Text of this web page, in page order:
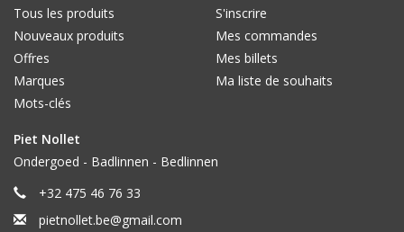
Tous les produits
Nouveaux produits
Offres
Marques
Mots-clés
S'inscrire
Mes commandes
Mes billets
Ma liste de souhaits
Piet Nollet
Ondergoed - Badlinnen - Bedlinnen
+32 475 46 76 33
pietnollet.be@gmail.com